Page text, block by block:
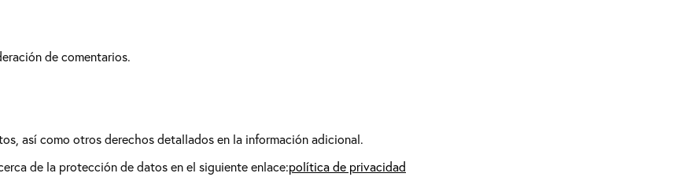
de comentarios.
así como otros derechos detallados en la información adicional.
de la protección de datos en el siguiente enlace:política de privacidad